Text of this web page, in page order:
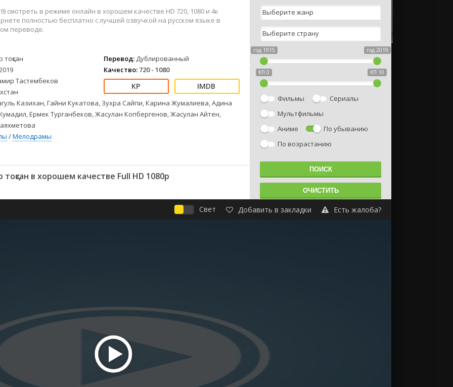
Военные
Детективы
Приключения
Семейные
Ужасы
2024
2023
Зарубежные
Фильмы из соцетей
смотреть в режиме онлайн в хорошем качестве HD 720, 1080 и 4к
полностью бесплатно с лучшей озвучкой на русском языке в
переводе.
тоқсан
Тастембеков
Перевод: Дублированный
Качество: 720 - 1080
Казихан, Гайни Кукатова, Зухра Сайпи, Карина Жумалиева, Адина
Ермек Турганбеков, Жасулан Копбергенов, Жасулан Айтен,
/Мелодрамы
в хорошем качестве Full HD 1080p
год 1915 год 2019
КП 0 КП 10
Фильмы
Сериалы
Мультфильмы
Аниме
По убыванию
По возрастанию
Свет Добавить в закладки Есть жалоба?